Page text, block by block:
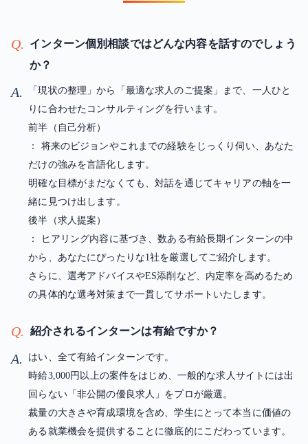
Q.
インターン個別相談ではどんな内容を話すのでしょう
か？
A.
「現状の整理」から「最適な求人のご提案」まで、一人ひと
りに合わせたコンサルティングを行います。
前半（自己分析）
： 将来のビジョンやこれまでの経験をじっくり伺い、あなた
だけの強みを言語化します。
明確な目標がまだなくても、対話を通じてキャリアの軸を一
緒に見つけ出します。
後半（求人提案）
： ヒアリング内容に基づき、数ある有給長期インターンの中
から、あなたにぴったりな1社を厳選してご紹介します。
さらに、選考アドバイスやES添削など、内定率を高めるため
の具体的な選考対策まで一貫してサポートいたします。
Q. 紹介されるインターンは有給ですか？
A.
はい、全て有給インターンです。
時給3,000円以上の案件をはじめ、一般的な求人サイトには出
回らない「非公開の優良求人」をプロが厳選。
裁量の大きさや育成環境を含め、学生にとって本当に価値の
ある就業機会を提供することに徹底的にこだわっています。